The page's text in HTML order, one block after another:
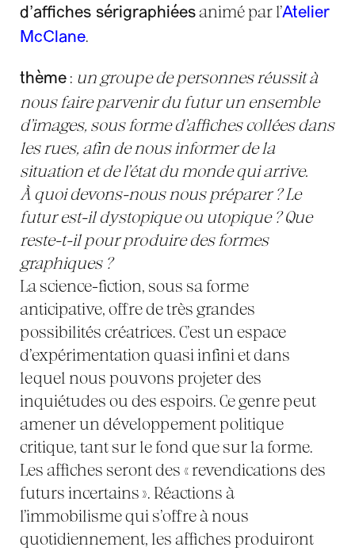
d’affiches sérigraphiéesanimé par l’Atelier
McClane.
thème : un groupe de personnes réussit à
nous faire parvenir du futur un ensemble
d’images, sous forme d’affiches collées dans
les rues, afin de nous informer de la
situation et de l’état du monde qui arrive.
À quoi devons-nous nous préparer ? Le
futur est-il dystopique ou utopique ? Que
reste-t-il pour produire des formes
graphiques ?
La science-fiction, sous sa forme
anticipative, offre de très grandes
possibilités créatrices. C’est un espace
d’expérimentation quasi infini et dans
lequel nous pouvons projeter des
inquiétudes ou des espoirs. Ce genre peut
amener un développement politique
critique, tant sur le fond que sur la forme.
Les affiches seront des « revendications des
futurs incertains ». Réactions à
l’immobilisme qui s’offre à nous
quotidiennement, les affiches produiront